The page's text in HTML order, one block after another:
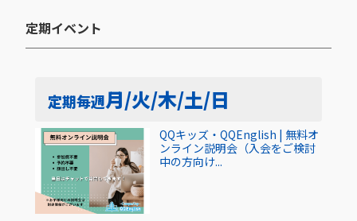
定期イベント​
定期毎週月/火/木/土/日
QQキッズ・QQEnglish | 無料オ
ンライン説明会（入会をご検討
中の方向け...